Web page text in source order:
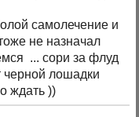
самолечение и
не назначал
... сори за флуд
черной лошадки
ждать ))